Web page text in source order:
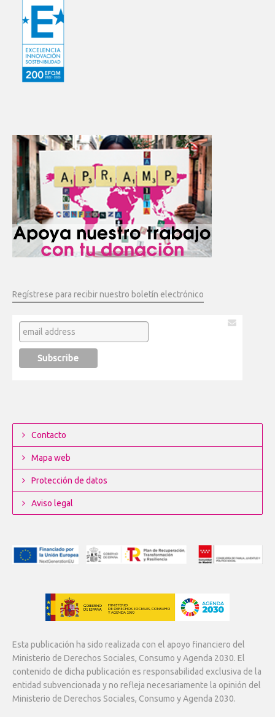
Regístrese para recibir nuestro boletín electrónico
Contacto
Mapa web
Protección de datos
Aviso legal
Esta publicación ha sido realizada con el apoyo financiero del
Ministerio de Derechos Sociales, Consumo y Agenda 2030. El
contenido de dicha publicación es responsabilidad exclusiva de la
entidad subvencionada y no refleja necesariamente la opinión del
Ministerio de Derechos Sociales, Consumo y Agenda 2030.